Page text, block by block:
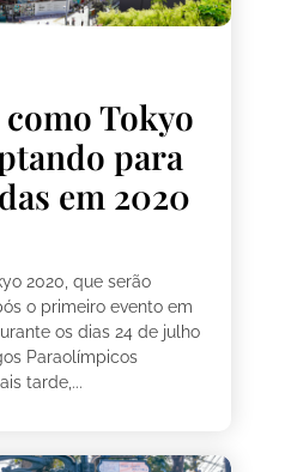
Tokyo
para
em 2020
2020, que serão
o primeiro evento em
os dias 24 de julho
Paraolímpicos
tarde,...